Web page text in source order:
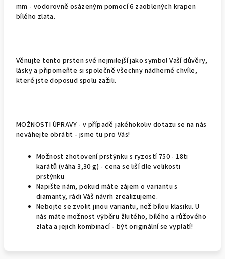
mm - vodorovně osázeným pomocí 6 zaoblených krapen
bílého zlata.
Věnujte tento prsten své nejmilejší jako symbol Vaší důvěry,
lásky a připomeňte si společně všechny nádherné chvíle,
které jste doposud spolu zažili.
MOŽNOSTI ÚPRAVY - v případě jakéhokoliv dotazu se na nás
neváhejte obrátit - jsme tu pro Vás!
Možnost zhotovení prstýnku s ryzostí 750 - 18ti
karátů (váha 3,30 g) - cena se liší dle velikosti
prstýnku
Napište nám, pokud máte zájem o variantu s
diamanty, rádi Váš návrh zrealizujeme.
Nebojte se zvolit jinou variantu, než bílou klasiku. U
nás máte možnost výběru žlutého, bílého a růžového
zlata a jejich kombinací - být originální se vyplatí!